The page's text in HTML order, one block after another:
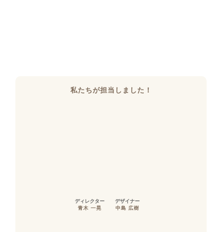
私たちが担当しました！
ディレクター
青木 一晃
デザイナー
中島 広樹